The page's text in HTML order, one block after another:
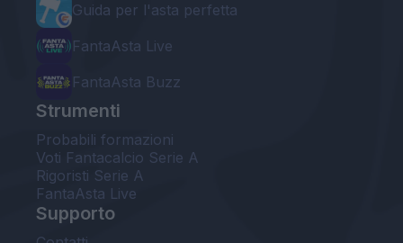
Guida per l'asta perfetta
FantaAsta Live
FantaAsta Buzz
Strumenti
Probabili formazioni
Voti Fantacalcio Serie A
Rigoristi Serie A
FantaAsta Live
Supporto